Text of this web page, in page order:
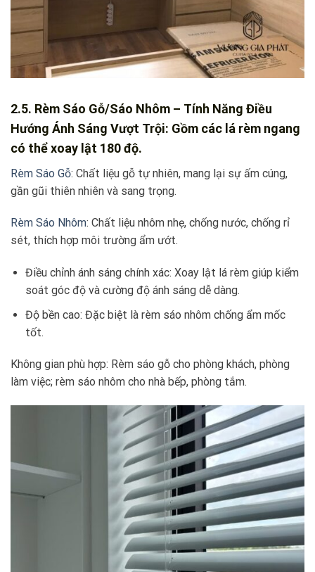
2.5. Rèm Sáo Gỗ/Sáo Nhôm – Tính Năng Điều
Hướng Ánh Sáng Vượt Trội: Gồm các lá rèm ngang
có thể xoay lật 180 độ.
Rèm Sáo Gỗ: Chất liệu gỗ tự nhiên, mang lại sự ấm cúng,
gần gũi thiên nhiên và sang trọng.
Rèm Sáo Nhôm: Chất liệu nhôm nhẹ, chống nước, chống rỉ
sét, thích hợp môi trường ẩm ướt.
Điều chỉnh ánh sáng chính xác: Xoay lật lá rèm giúp kiểm
soát góc độ và cường độ ánh sáng dễ dàng.
Độ bền cao: Đặc biệt là rèm sáo nhôm chống ẩm mốc
tốt.
Không gian phù hợp: Rèm sáo gỗ cho phòng khách, phòng
làm việc; rèm sáo nhôm cho nhà bếp, phòng tắm.